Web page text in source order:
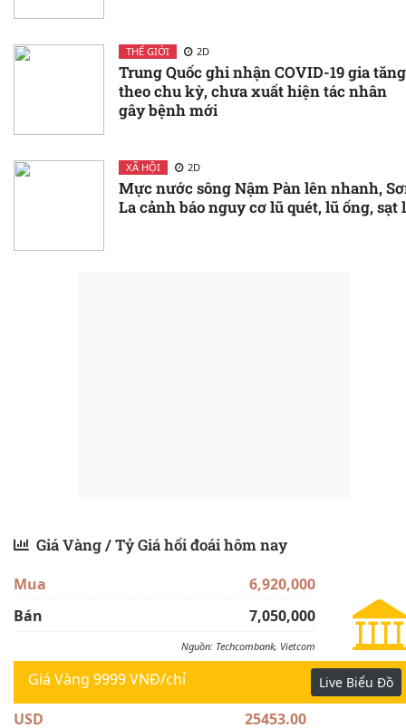
THẾ GIỚI 2D
Trung Quốc ghi nhận COVID-19 gia tăng
theo chu kỳ, chưa xuất hiện tác nhân
gây bệnh mới
XÃ HỘI 2D
Mực nước sông Nậm Pàn lên nhanh,
La cảnh báo nguy cơ lũ quét, lũ ống, sạt
Giá Vàng / Tỷ Giá hối đoái hôm nay
Mua
6,920,000
Bán
7,050,000
Nguồn: Techcombank, Vietcom
Giá Vàng 9999 VNĐ/chỉ Live Biểu Đồ
USD
25453.00